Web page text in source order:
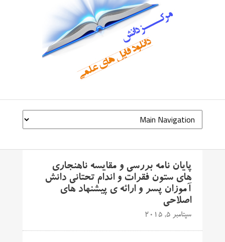
پایان نامه بررسی و مقایسه ناهنجاری
های ستون فقرات و اندام تحتانی دانش
آموزان پسر و ارائه ی پیشنهاد های
اصلاحی
سپتامبر 5, 2015